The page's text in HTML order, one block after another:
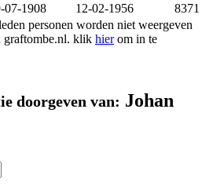
07-1908 12-02-1956
8371
personen worden niet weergeven
graftombe.nl. klik hierom in te
doorgeven van: Johan